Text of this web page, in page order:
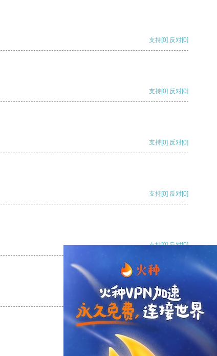
支持[0] 反对[0]
支持[0] 反对[0]
支持[0] 反对[0]
支持[0] 反对[0]
支持[0] 反对[0]
支持[0] 反对
支持